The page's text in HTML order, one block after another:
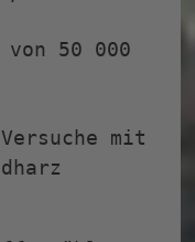
50 000
mit Resin /